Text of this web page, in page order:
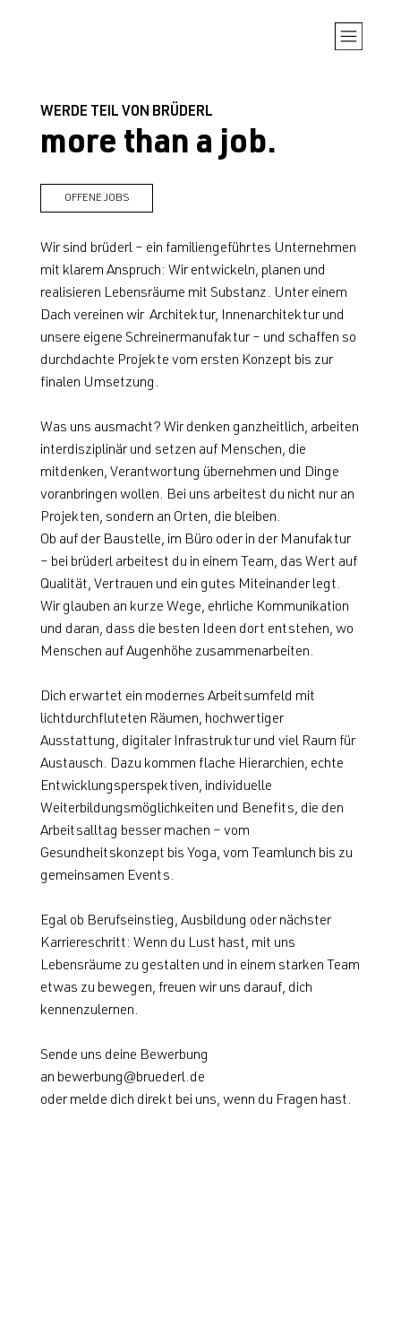
WERDE TEIL VON BRÜDERL
more than a job.
OFFENE JOBS
Wir sind brüderl – ein familiengeführtes Unternehmen
mit klarem Anspruch: Wir entwickeln, planen und
realisieren Lebensräume mit Substanz. Unter einem
Dach vereinen wir Architektur, Innenarchitektur und
unsere eigene Schreinermanufaktur – und schaffen so
durchdachte Projekte vom ersten Konzept bis zur
finalen Umsetzung.
Was uns ausmacht? Wir denken ganzheitlich, arbeiten
interdisziplinär und setzen auf Menschen, die
mitdenken, Verantwortung übernehmen und Dinge
voranbringen wollen. Bei uns arbeitest du nicht nur an
Projekten, sondern an Orten, die bleiben.
Ob auf der Baustelle, im Büro oder in der Manufaktur
– bei brüderl arbeitest du in einem Team, das Wert auf
Qualität, Vertrauen und ein gutes Miteinander legt.
Wir glauben an kurze Wege, ehrliche Kommunikation
und daran, dass die besten Ideen dort entstehen, wo
Menschen auf Augenhöhe zusammenarbeiten.
Dich erwartet ein modernes Arbeitsumfeld mit
lichtdurchfluteten Räumen, hochwertiger
Ausstattung, digitaler Infrastruktur und viel Raum für
Austausch. Dazu kommen flache Hierarchien, echte
Entwicklungsperspektiven, individuelle
Weiterbildungsmöglichkeiten und Benefits, die den
Arbeitsalltag besser machen – vom
Gesundheitskonzept bis Yoga, vom Teamlunch bis zu
gemeinsamen Events.
Egal ob Berufseinstieg, Ausbildung oder nächster
Karriereschritt: Wenn du Lust hast, mit uns
Lebensräume zu gestalten und in einem starken Team
etwas zu bewegen, freuen wir uns darauf, dich
kennenzulernen.
Sende uns deine Bewerbung
an bewerbung@bruederl.de
oder melde dich direkt bei uns, wenn du Fragen hast.